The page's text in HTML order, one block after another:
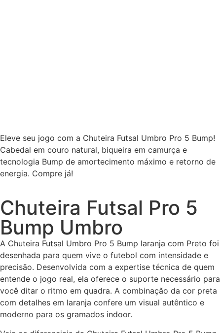
Eleve seu jogo com a Chuteira Futsal Umbro Pro 5 Bump!
Cabedal em couro natural, biqueira em camurça e
tecnologia Bump de amortecimento máximo e retorno de
energia. Compre já!
Chuteira Futsal Pro 5
Bump Umbro
A Chuteira Futsal Umbro Pro 5 Bump laranja com Preto foi
desenhada para quem vive o futebol com intensidade e
precisão. Desenvolvida com a expertise técnica de quem
entende o jogo real, ela oferece o suporte necessário para
você ditar o ritmo em quadra. A combinação da cor preta
com detalhes em laranja confere um visual autêntico e
moderno para os gramados indoor.